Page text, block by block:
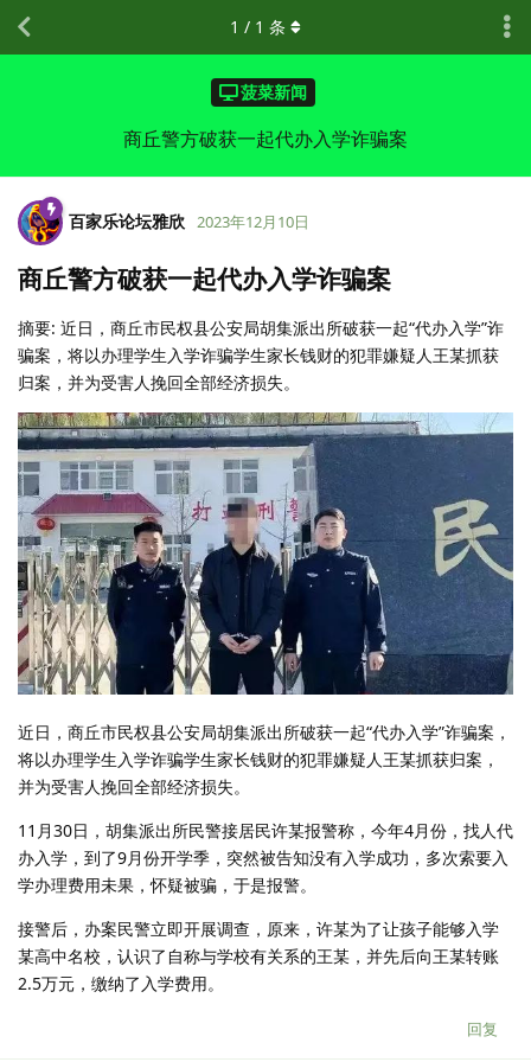
菠菜新闻
商丘警方破获一起代办入学诈骗案
1 / 1 条
百家乐论坛雅欣 2023年12月10日
商丘警方破获一起代办入学诈骗案
摘要: 近日，商丘市民权县公安局胡集派出所破获一起“代办入学”诈
骗案，将以办理学生入学诈骗学生家长钱财的犯罪嫌疑人王某抓获
归案，并为受害人挽回全部经济损失。
近日，商丘市民权县公安局胡集派出所破获一起“代办入学”诈骗案，
将以办理学生入学诈骗学生家长钱财的犯罪嫌疑人王某抓获归案，
并为受害人挽回全部经济损失。
11月30日，胡集派出所民警接居民许某报警称，今年4月份，找人代
办入学，到了9月份开学季，突然被告知没有入学成功，多次索要入
学办理费用未果，怀疑被骗，于是报警。
接警后，办案民警立即开展调查，原来，许某为了让孩子能够入学
某高中名校，认识了自称与学校有关系的王某，并先后向王某转账
2.5万元，缴纳了入学费用。
回复